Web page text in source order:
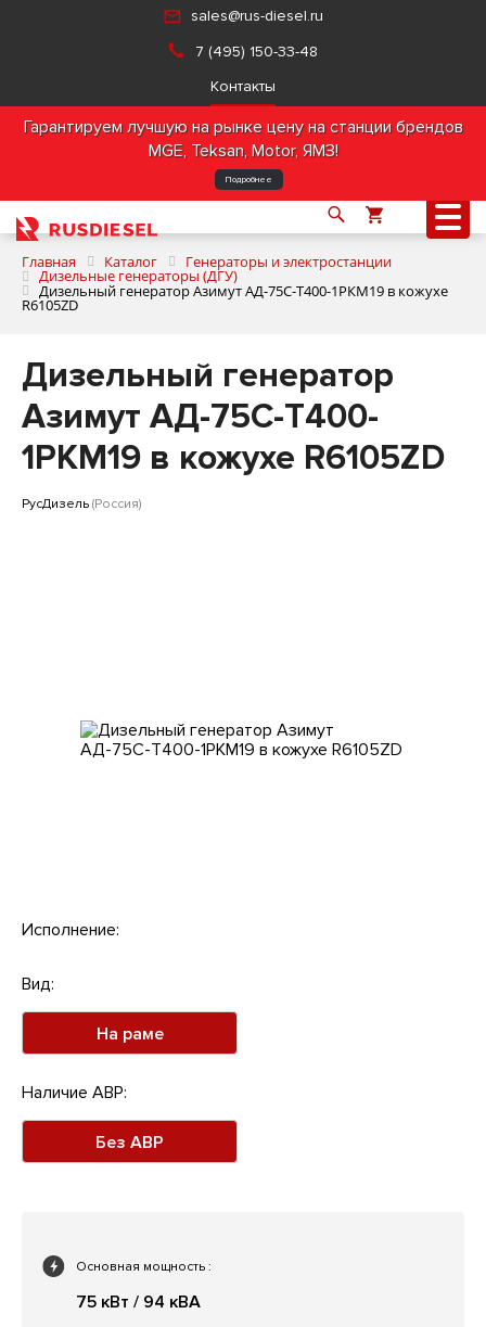
sales@rus-diesel.ru
7 (495) 150-33-48
Контакты
Гарантируем лучшую на рынке цену на станции брендов
MGE, Teksan, Motor, ЯМЗ!
Подробнее
Продукция
Услуги
Главная Каталог Генераторы и электростанции
Дизельные генераторы (ДГУ)
Дизельный генератор Азимут АД-75С-Т400-1РКМ19 в кожухе
R6105ZD
Дизельный генератор
Азимут АД-75С-Т400-
1РКМ19 в кожухе R6105ZD
РусДизель (Россия)
Исполнение:
Вид:
На раме
Наличие АВР:
Без АВР
Основная мощность :
75 кВт / 94 кВА